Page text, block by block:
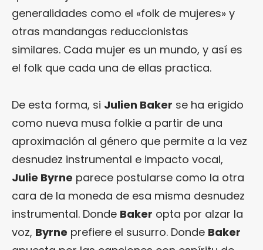
generalidades como el «folk de mujeres» y
otras mandangas reduccionistas
similares. Cada mujer es un mundo, y así es
el folk que cada una de ellas practica.
De esta forma, si Julien Baker se ha erigido
como nueva musa folkie a partir de una
aproximación al género que permite a la vez
desnudez instrumental e impacto vocal,
Julie Byrne parece postularse como la otra
cara de la moneda de esa misma desnudez
instrumental. Donde Baker opta por alzar la
voz, Byrne prefiere el susurro. Donde Baker